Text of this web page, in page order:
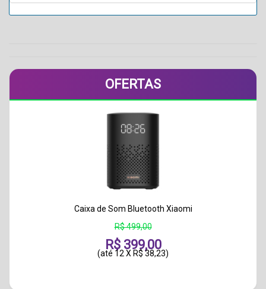
OFERTAS
Caixa de Som Bluetooth Xiaomi
R$ 499,00
R$ 399,00
(até 12 X R$ 38,23)